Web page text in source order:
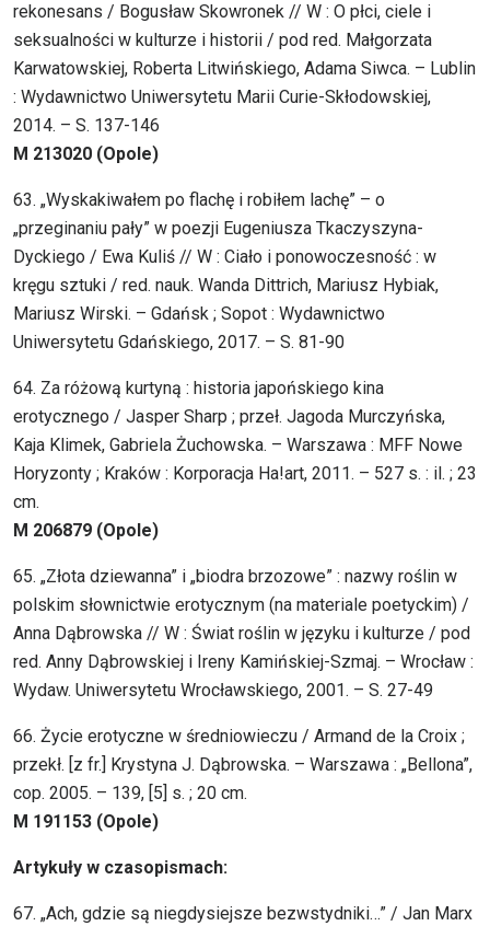
rekonesans / Bogusław Skowronek // W : O płci, ciele i
seksualności w kulturze i historii / pod red. Małgorzata
Karwatowskiej, Roberta Litwińskiego, Adama Siwca. – Lublin
: Wydawnictwo Uniwersytetu Marii Curie-Skłodowskiej,
2014. – S. 137-146
M 213020 (Opole)
63. „Wyskakiwałem po flachę i robiłem lachę” – o
„przeginaniu pały” w poezji Eugeniusza Tkaczyszyna-
Dyckiego / Ewa Kuliś // W : Ciało i ponowoczesność : w
kręgu sztuki / red. nauk. Wanda Dittrich, Mariusz Hybiak,
Mariusz Wirski. – Gdańsk ; Sopot : Wydawnictwo
Uniwersytetu Gdańskiego, 2017. – S. 81-90
64. Za różową kurtyną : historia japońskiego kina
erotycznego / Jasper Sharp ; przeł. Jagoda Murczyńska,
Kaja Klimek, Gabriela Żuchowska. – Warszawa : MFF Nowe
Horyzonty ; Kraków : Korporacja Ha!art, 2011. – 527 s. : il. ; 23
cm.
M 206879 (Opole)
65. „Złota dziewanna” i „biodra brzozowe” : nazwy roślin w
polskim słownictwie erotycznym (na materiale poetyckim) /
Anna Dąbrowska // W : Świat roślin w języku i kulturze / pod
red. Anny Dąbrowskiej i Ireny Kamińskiej-Szmaj. – Wrocław :
Wydaw. Uniwersytetu Wrocławskiego, 2001. – S. 27-49
66. Życie erotyczne w średniowieczu / Armand de la Croix ;
przekł. [z fr.] Krystyna J. Dąbrowska. – Warszawa : „Bellona”,
cop. 2005. – 139, [5] s. ; 20 cm.
M 191153 (Opole)
Artykuły w czasopismach:
67. „Ach, gdzie są niegdysiejsze bezwstydniki…” / Jan Marx